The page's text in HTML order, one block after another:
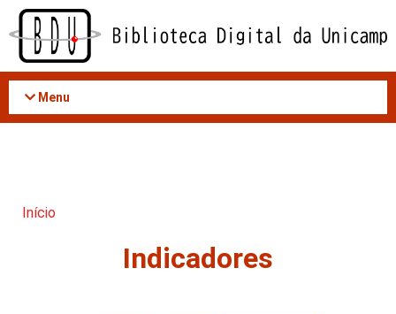
Acessar
conteúdo
Menu
Início
Indicadores